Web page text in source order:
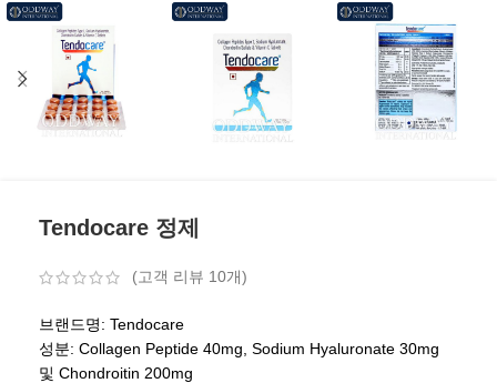
Tendocare 정제
(고객 리뷰 10개)
브랜드명: Tendocare
성분: Collagen Peptide 40mg, Sodium Hyaluronate 30mg
및 Chondroitin 200mg